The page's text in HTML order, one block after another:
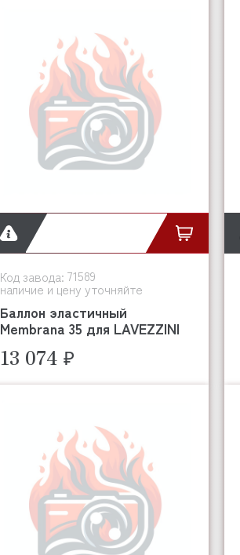
Код завода: 71589
наличие и цену уточняйте
Баллон эластичный
Membrana 35 для LAVEZZINI
13 074 ₽